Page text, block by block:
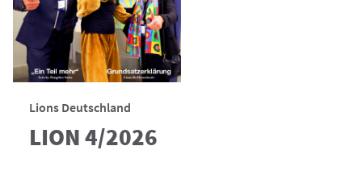
Lions Deutschland
LION 4/2026